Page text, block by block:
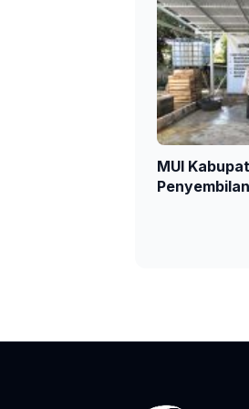
MUI